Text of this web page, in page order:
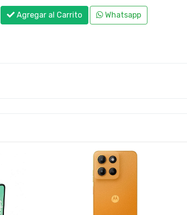
Agregar al Carrito Whatsapp